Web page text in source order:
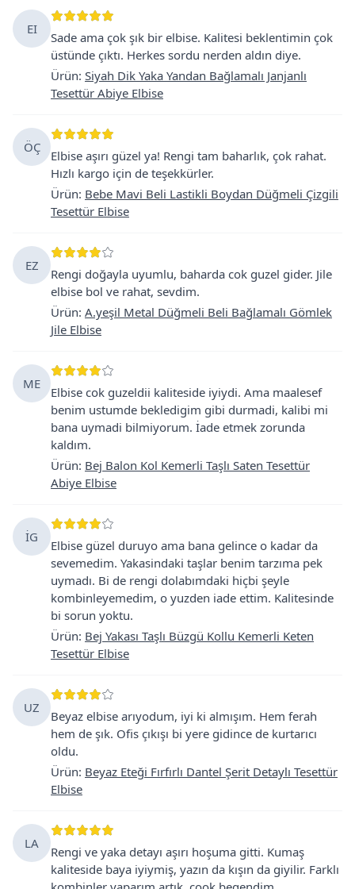
EI
Sade ama çok şık bir elbise. Kalitesi beklentimin çok
üstünde çıktı. Herkes sordu nerden aldın diye.
Ürün: Siyah Dik Yaka Yandan Bağlamalı Janjanlı
Tesettür Abiye Elbise
ÖÇ
Elbise aşırı güzel ya! Rengi tam baharlık, çok rahat.
Hızlı kargo için de teşekkürler.
Ürün: Bebe Mavi Beli Lastikli Boydan Düğmeli Çizgili
Tesettür Elbise
EZ
Rengi doğayla uyumlu, baharda cok guzel gider. Jile
elbise bol ve rahat, sevdim.
Ürün: A.yeşil Metal Düğmeli Beli Bağlamalı Gömlek
Jile Elbise
ME
Elbise cok guzeldii kaliteside iyiydi. Ama maalesef
benim ustumde bekledigim gibi durmadi, kalibi mi
bana uymadi bilmiyorum. İade etmek zorunda
kaldım.
Ürün: Bej Balon Kol Kemerli Taşlı Saten Tesettür
Abiye Elbise
İG
Elbise güzel duruyo ama bana gelince o kadar da
sevemedim. Yakasindaki taşlar benim tarzıma pek
uymadı. Bi de rengi dolabımdaki hiçbi şeyle
kombinleyemedim, o yuzden iade ettim. Kalitesinde
bi sorun yoktu.
Ürün: Bej Yakası Taşlı Büzgü Kollu Kemerli Keten
Tesettür Elbise
UZ
Beyaz elbise arıyodum, iyi ki almışım. Hem ferah
hem de şık. Ofis çıkışı bi yere gidince de kurtarıcı
oldu.
Ürün: Beyaz Eteği Fırfırlı Dantel Şerit Detaylı Tesettür
Elbise
LA
Rengi ve yaka detayı aşırı hoşuma gitti. Kumaş
kaliteside baya iyiymiş, yazın da kışın da giyilir. Farklı